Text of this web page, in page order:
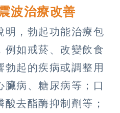
波治療改善
明，勃起功能治療包
例如戒菸、改變飲食
勃起的疾病或調整用
臟病、糖尿病等；口
去酯酶抑制劑等；